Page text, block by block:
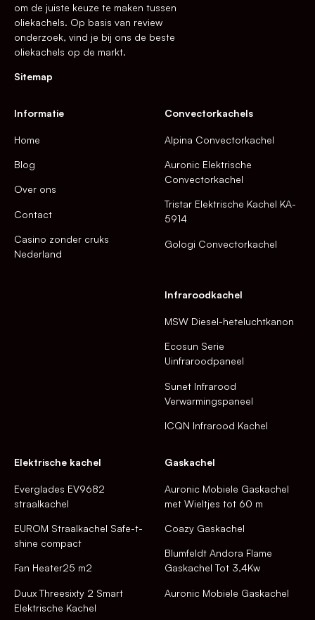
om de juiste keuze te maken tussen
oliekachels. Op basis van review
onderzoek, vind je bij ons de beste
oliekachels op de markt.
Sitemap
Informatie
Home
Blog
Over ons
Contact
Casino zonder cruks
Nederland
Convectorkachels
Alpina Convectorkachel
Auronic Elektrische
Convectorkachel
Tristar Elektrische Kachel KA-
5914
Gologi Convectorkachel
Infraroodkachel
MSW Diesel-heteluchtkanon
Ecosun Serie
Uinfraroodpaneel
Sunet Infrarood
Verwarmingspaneel
ICQN Infrarood Kachel
Elektrische kachel
Everglades EV9682
straalkachel
EUROM Straalkachel Safe-t-
shine compact
Fan Heater25 m2
Duux Threesixty 2 Smart
Elektrische Kachel
Gaskachel
Auronic Mobiele Gaskachel
met Wieltjes tot 60 m
Coazy Gaskachel
Blumfeldt Andora Flame
Gaskachel Tot 3,4Kw
Auronic Mobiele Gaskachel